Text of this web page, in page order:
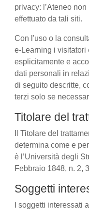
privacy: l’Ateneo
effettuato da tali siti.
Con l'uso o la
e-Learning i visitatori
esplicitamente e
dati personali in
di seguito descritte,
terzi solo se
Titolare del
Il Titolare del
determina come e
è l’Università degli
Febbraio 1848, n. 2,
Soggetti
I soggetti interessati